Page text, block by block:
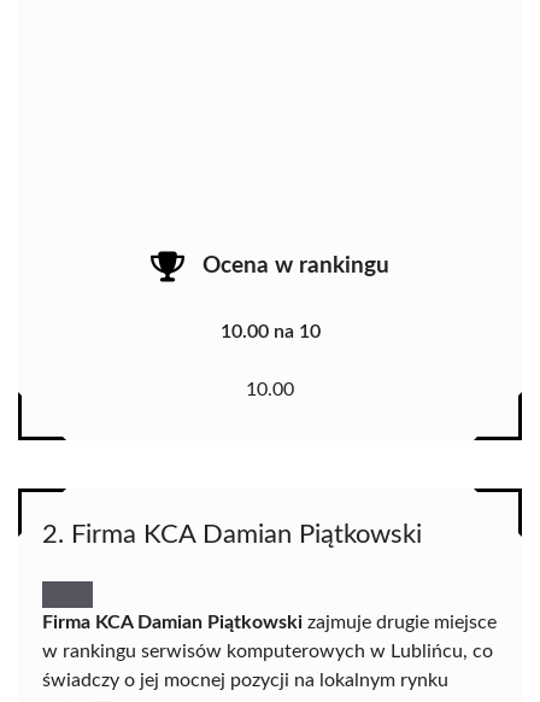
Ocena w rankingu
10.00 na 10
10.00
2. Firma KCA Damian Piątkowski
Firma KCA Damian Piątkowski zajmuje drugie miejsce
w rankingu serwisów komputerowych w Lublińcu, co
świadczy o jej mocnej pozycji na lokalnym rynku